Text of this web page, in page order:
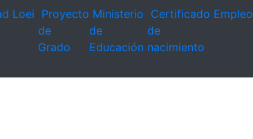
Loei Proyecto
de
Grado
Ministerio
de
Educación
Certificado
de
nacimiento
Empleo